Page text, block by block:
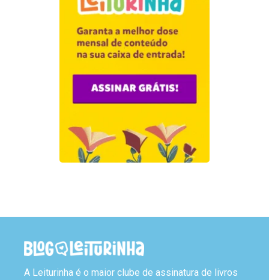
A Leiturinha é o maior clube de assinatura de livros